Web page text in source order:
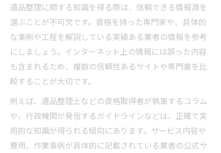
遺品整理に関する知識を得る際は、信頼できる情報源を
選ぶことが不可欠です。資格を持った専門家や、具体的
な事例や工程を解説している実績ある業者の情報を参考
にしましょう。インターネット上の情報には誤った内容
も含まれるため、複数の信頼性あるサイトや専門書を比
較することが大切です。
例えば、遺品整理士などの資格取得者が執筆するコラム
や、行政機関が発信するガイドラインなどは、正確で実
用的な知識が得られる傾向にあります。サービス内容や
費用、作業事例が具体的に記載されている業者の公式サ